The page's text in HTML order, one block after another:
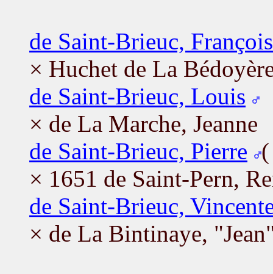
de Saint-Brieuc,
× Huchet de La
de Saint-Brieuc, Louis
× de La Marche, Jeanne
de Saint-Brieuc, Pierre
× 1651 de Saint-Pern,
de Saint-Brieuc,
× de La Bintinaye,